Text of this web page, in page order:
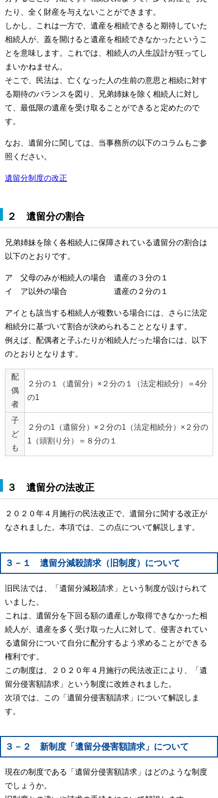
たり、全く財産を与えないことができます。
しかし、これは一方で、遺産を相続できると期待していた
相続人が、蓋を開けると遺産を相続できなかったというこ
とを意味します。これでは、相続人の人生設計が狂ってし
まいかねません。
そこで、民法は、亡くなった人の生前の意思と相続に対す
る期待のバランスを図り、兄弟姉妹を除く相続人に対し
て、最低限の遺産を受け取ることができると定めたので
す。
なお、遺留分に関しては、当事務所の以下のコラムもご参
照ください。
遺留分制度の改正
２ 遺留分の割合
兄弟姉妹を除く各相続人に保障されている遺留分の割合は
以下のとおりです。
ア 父母のみが相続人の場合 遺産の３分の１
イ ア以外の場合 遺産の２分の１
アイとも該当する相続人が複数いる場合には、さらに法定
相続分に基づいて割合が決められることとなります。
例えば、配偶者と子ふたりが相続人だった場合には、以下
のとおりとなります。
配
偶
者
２分の１（遺留分）×２分の１（法定相続分）＝4分
の1
子
ど
も
２分の1（遺留分）×２分の1（法定相続分）×２分の
1（頭割り分）＝８分の１
３ 遺留分の法改正
２０２０年４月施行の民法改正で、遺留分に関する改正が
なされました。本項では、この点について解説します。
３－１ 遺留分減殺請求（旧制度）について
旧民法では、「遺留分減殺請求」という制度が設けられて
いました。
これは、遺留分を下回る額の遺産しか取得できなかった相
続人が、遺産を多く受け取った人に対して、侵害されてい
る遺留分について自分に配分するよう求めることができる
権利です。
この制度は、２０２０年４月施行の民法改正により、「遺
留分侵害額請求」という制度に改姓されました。
次項では、この「遺留分侵害額請求」について解説しま
す。
３－２ 新制度「遺留分侵害額請求」について
現在の制度である「遺留分侵害額請求」はどのような制度
でしょうか。